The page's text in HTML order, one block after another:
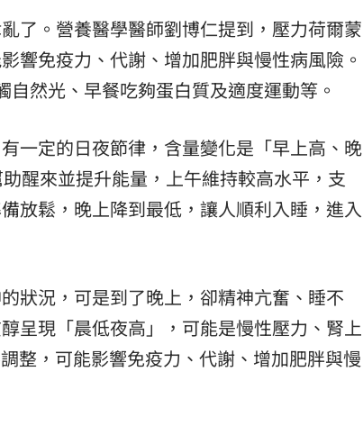
了。營養醫學醫師劉博仁提到，壓力荷爾蒙
響免疫力、代謝、增加肥胖與慢性病風險。
然光、早餐吃夠蛋白質及適度運動等。
一定的日夜節律，含量變化是「早上高、晚
醒來並提升能量，上午維持較高水平，支
放鬆，晚上降到最低，讓人順利入睡，進入
狀況，可是到了晚上，卻精神亢奮、睡不
呈現「晨低夜高」，可能是慢性壓力、腎上
整，可能影響免疫力、代謝、增加肥胖與慢